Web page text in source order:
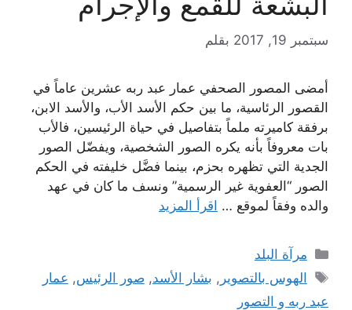
سبتمبر 19, 2017 بقلم
أمضى المصور الصحفي عمار عبد ربه عشرين عاماً في
القصور الرئاسية، ما بين حكم الأسد الأب، والأسد الابن،
برفقة كاميرته ملماً بتفاصيل في حياة الرئيسين، فالأب
بات معروفاً بأنه يكره الصور الشخصية، ويفضّل الصور
الجدية التي تظهره بحزم، بينما فضَّل خليفته في الحكم
الصور “العفوية غير الرسمية” ونسف ما كان في عهد
والده وفقاً لموقع … اقرأ المزيد
التصنيفات
مرآة البلد
الوسوم
الهوس بالتصوير , بشار الأسد,صور الرئيس, عمار
عبد ربه و التصور